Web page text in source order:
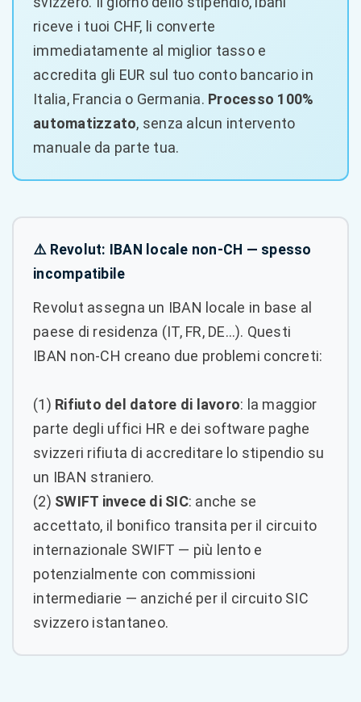
riceve i tuoi CHF, li converte
immediatamente al miglior tasso e
accredita gli EUR sul tuo conto bancario in
Italia, Francia o Germania. Processo 100%
automatizzato, senza alcun intervento
manuale da parte tua.
⚠️ Revolut: IBAN locale non-CH — spesso
incompatibile
Revolut assegna un IBAN locale in base al
paese di residenza (IT, FR, DE…). Questi
IBAN non-CH creano due problemi concreti:
(1) Rifiuto del datore di lavoro: la maggior
parte degli uffici HR e dei software paghe
svizzeri rifiuta di accreditare lo stipendio su
un IBAN straniero.
(2) SWIFT invece di SIC: anche se
accettato, il bonifico transita per il circuito
internazionale SWIFT — più lento e
potenzialmente con commissioni
intermediarie — anziché per il circuito SIC
svizzero istantaneo.